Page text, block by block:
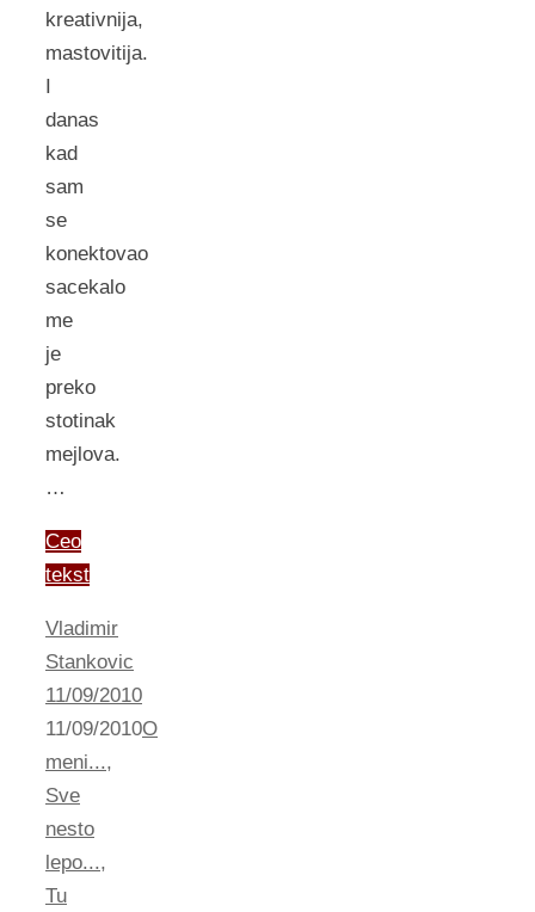
kreativnija,
mastovitija.
I
danas
kad
sam
se
konektovao
sacekalo
me
je
preko
stotinak
mejlova.
…
Ceo
tekst
Vladimir
Stankovic
11/09/2010
11/09/2010O
meni...,
Sve
nesto
lepo...,
Tu